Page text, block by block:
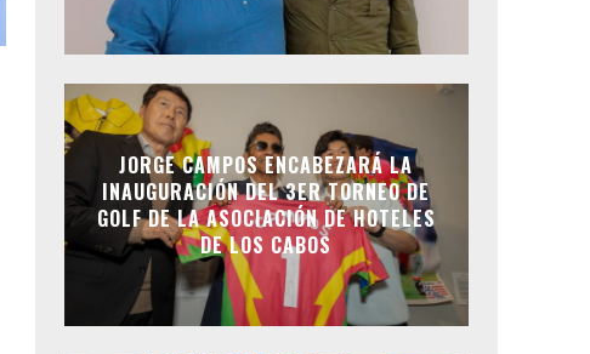
JORGE CAMPOS ENCABEZARÁ LA
INAUGURACIÓN DEL 3ER TORNEO DE
GOLF DE LA ASOCIACIÓN DE HOTELES
DE LOS CABOS